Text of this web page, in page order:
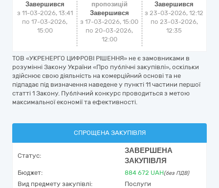
Завершився
з 11-03-2026, 13:41
по 17-03-2026,
15:00
пропозицій
Завершився
з 17-03-2026, 15:00
по 20-03-2026,
12:00
Завершився
з23-03-2026, 12:12
по 23-03-2026,
12:35
ТОВ «УКРЕНЕРГО ЦИФРОВІ РІШЕННЯ» не є замовниками в
розумінні Закону України «Про публічні закупівлі», оскільки
здійснює свою діяльність на комерційний основі та не
підпадає під визначення наведене у пункті 11 частини першої
статті 1 Закону. Публічний конкурс проводиться з метою
максимальної економії та ефективності.
СПРОЩЕНА ЗАКУПІВЛЯ
Статус:
ЗАВЕРШЕНА
ЗАКУПІВЛЯ
Бюджет: 884 672 UAH(без ПДВ)
Вид предмету закупівлі:
Послуги